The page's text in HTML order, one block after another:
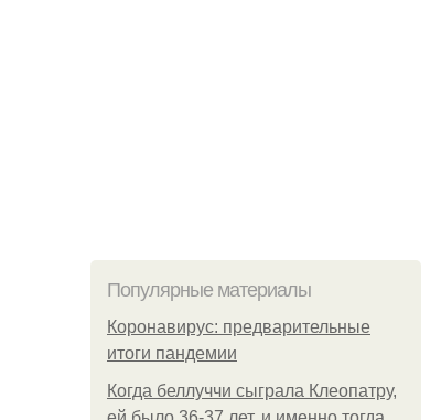
Популярные материалы
Коронавирус: предварительные
итоги пандемии
Когда беллуччи сыграла Клеопатру,